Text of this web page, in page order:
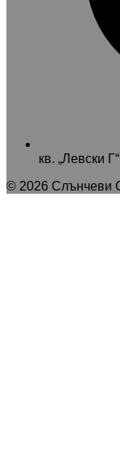
кв. „Левски
© 2026 Слънчеви